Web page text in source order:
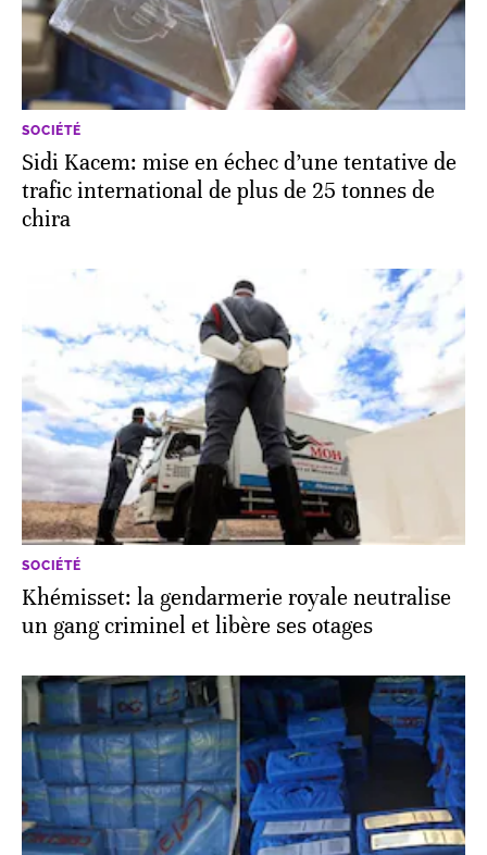
SOCIÉTÉ
Sidi Kacem: mise en échec d’une tentative de
trafic international de plus de 25 tonnes de
chira
SOCIÉTÉ
Khémisset: la gendarmerie royale neutralise
un gang criminel et libère ses otages